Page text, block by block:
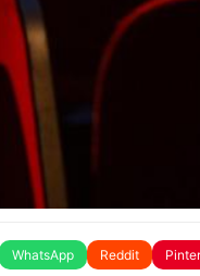
WhatsApp Reddit